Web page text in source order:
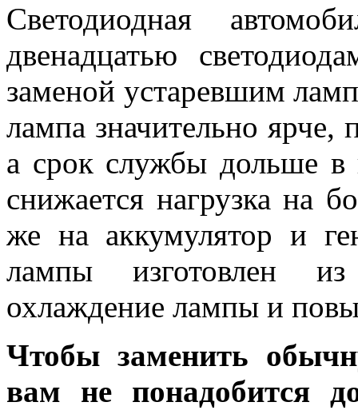
Светодиодная
двенадцатью
заменой устаревшим
лампа значительно
а срок службы дольше в
снижается нагрузка на
же на аккумулятор и
лампы изготовлен
охлаждение лампы и
Чтобы заменить
вам не понадобится